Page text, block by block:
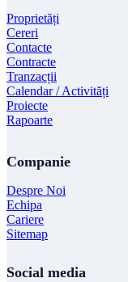
Proprietăți
Cereri
Contacte
Contracte
Tranzacții
Calendar / Activități
Proiecte
Rapoarte
Companie
Despre Noi
Echipa
Cariere
Sitemap
Social media